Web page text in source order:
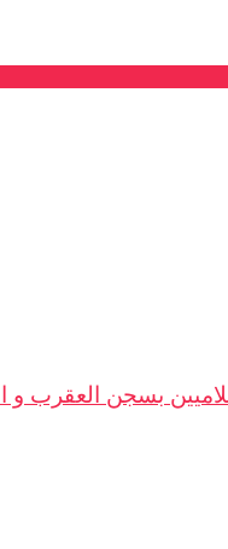
بسجن العقرب و